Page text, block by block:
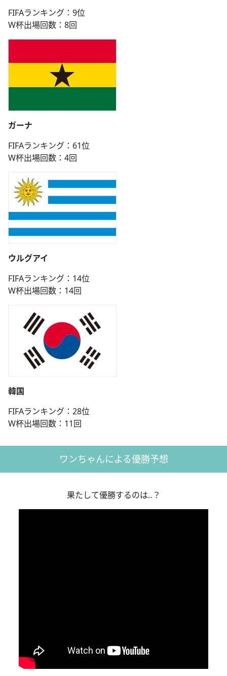
FIFAランキング：9位
W杯出場回数：8回
ガーナ
FIFAランキング：61位
W杯出場回数：4回
ウルグアイ
FIFAランキング：14位
W杯出場回数：14回
韓国
FIFAランキング：28位
W杯出場回数：11回
ワンちゃんによる優勝予想
果たして優勝するのは‥？